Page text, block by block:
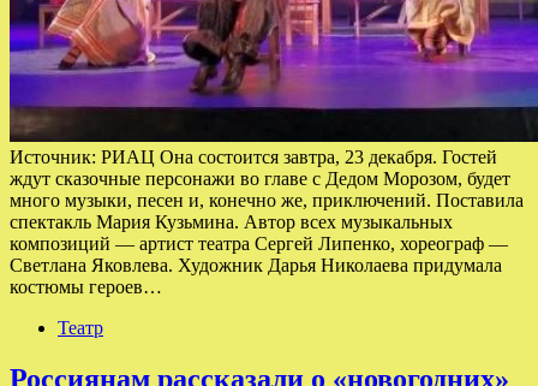
Источник: РИАЦ Она состоится завтра, 23 декабря. Гостей
ждут сказочные персонажи во главе с Дедом Морозом, будет
много музыки, песен и, конечно же, приключений. Поставила
спектакль Мария Кузьмина. Автор всех музыкальных
композиций — артист театра Сергей Липенко, хореограф —
Светлана Яковлева. Художник Дарья Николаева придумала
костюмы героев…
Театр
Россиянам рассказали о «новогодних»